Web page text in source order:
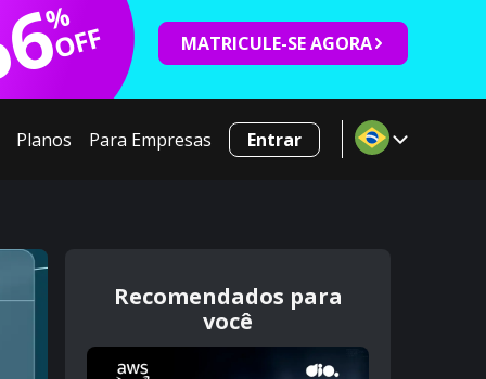
%
OFF MATRICULE-SE AGORA
Planos Para Empresas Entrar
Recomendados para
você